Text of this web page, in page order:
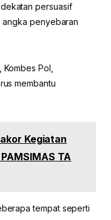
persuasif
penyebaran
Pol,
membantu
Kegiatan
TA
tempat seperti